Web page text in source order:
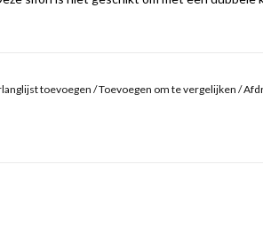
toevoegen /Toevoegen om te vergelijken /